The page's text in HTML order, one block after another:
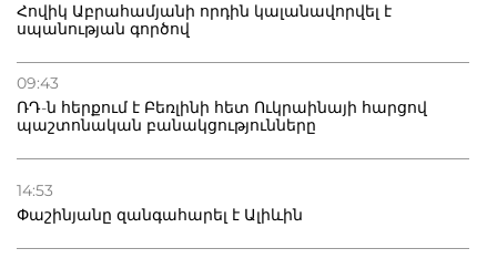
Հովիկ Աբրահամյանի որդին կալանավորվել է
սպանության գործով
09:43
ՌԴ-ն հերքում է Բեռլինի հետ Ուկրաինայի հարցով
պաշտոնական բանակցությունները
14:53
Փաշինյանը զանգահարել է Ալիևին